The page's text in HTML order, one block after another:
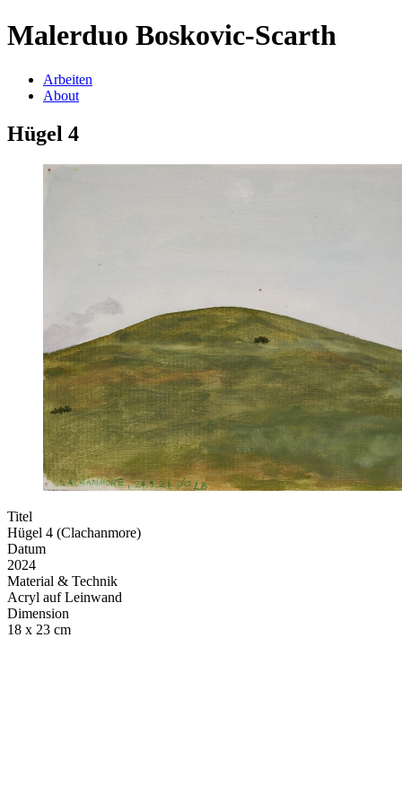
Malerduo Boskovic-Scarth
Arbeiten
About
Hügel 4
Titel
Hügel 4 (Clachanmore)
Datum
2024
Material & Technik
Acryl auf Leinwand
Dimension
18 x 23 cm